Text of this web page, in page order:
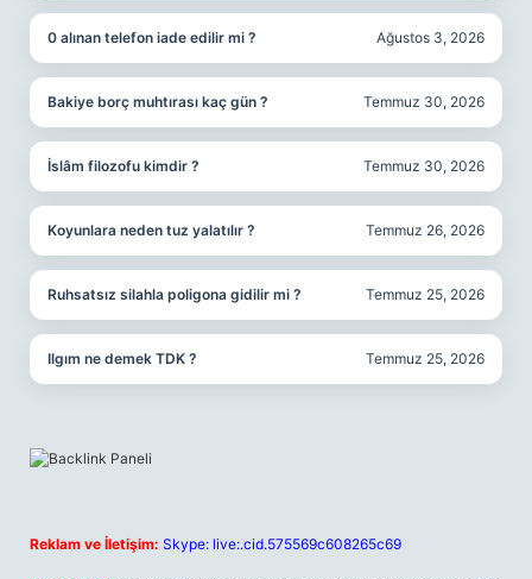
0 alınan telefon iade edilir mi ? Ağustos 3, 2026
Bakiye borç muhtırası kaç gün ? Temmuz 30, 2026
İslâm filozofu kimdir ? Temmuz 30, 2026
Koyunlara neden tuz yalatılır ? Temmuz 26, 2026
Ruhsatsız silahla poligona gidilir mi ? Temmuz 25, 2026
Ilgım ne demek TDK ? Temmuz 25, 2026
Reklam ve İletişim: Skype: live:.cid.575569c608265c69